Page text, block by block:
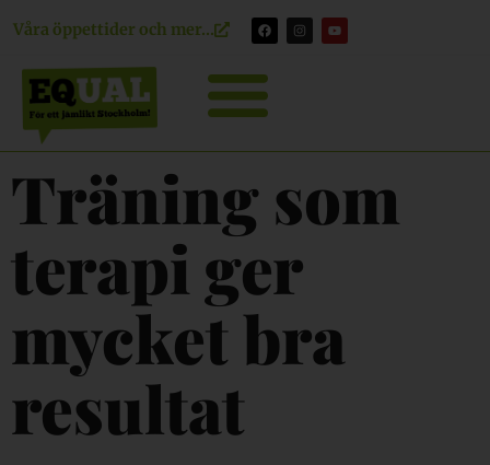
Våra öppettider och mer...
Träning som
terapi ger
mycket bra
resultat